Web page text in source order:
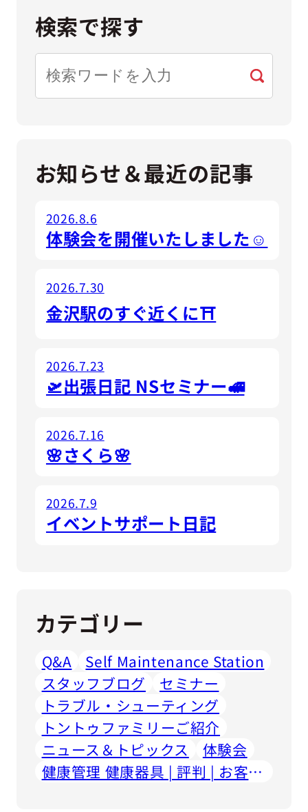
検索で探す
検
お知らせ＆最近の記事
2026.8.6
体験会を開催いたしました☺️
2026.7.30
金沢駅のすぐ近くに⛩
2026.7.23
🛫出張日記 NSセミナー🚅
2026.7.16
🌸さくら🌸
2026.7.9
イベントサポート日記
カテゴリー
Q&A
Self Maintenance Station
スタッフブログ
セミナー
トラブル・シューティング
トントゥファミリーご紹介
ニュース＆トピックス
体験会
健康管理 健康器具 | 評判 | お客様の声